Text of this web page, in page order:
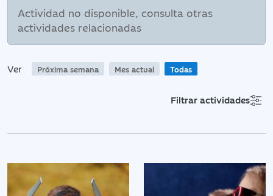
Actividad no disponible, consulta otras
actividades relacionadas
Ver Próxima semana Mes actual Todas
Filtrar actividades